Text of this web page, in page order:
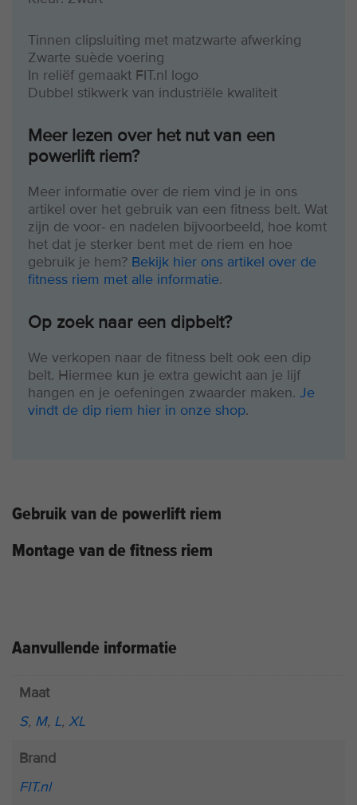
Tinnen clipsluiting met matzwarte afwerking
Zwarte suède voering
In reliëf gemaakt FIT.nl logo
Dubbel stikwerk van industriële kwaliteit
Meer lezen over het nut van een
powerlift riem?
Meer informatie over de riem vind je in ons
artikel over het gebruik van een fitness belt. Wat
zijn de voor- en nadelen bijvoorbeeld, hoe komt
het dat je sterker bent met de riem en hoe
gebruik je hem? Bekijk hier ons artikel over de
fitness riem met alle informatie.
Op zoek naar een dipbelt?
We verkopen naar de fitness belt ook een dip
belt. Hiermee kun je extra gewicht aan je lijf
hangen en je oefeningen zwaarder maken. Je
vindt de dip riem hier in onze shop.
Gebruik van de powerlift riem
Montage van de fitness riem
Aanvullende informatie
Maat
S, M, L, XL
Brand
FIT.nl